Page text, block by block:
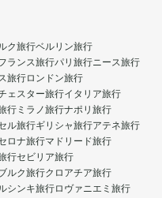
ク旅行ベルリン旅行
ランス旅行パリ旅行ニース旅行
旅行ロンドン旅行
ェスター旅行イタリア旅行
行 ミラノ旅行ナポリ旅行
ル旅行ギリシャ旅行アテネ旅行
ロナ旅行マドリード旅行
行セビリア旅行
ルク旅行クロアチア旅行
シンキ旅行ロヴァニエミ旅行